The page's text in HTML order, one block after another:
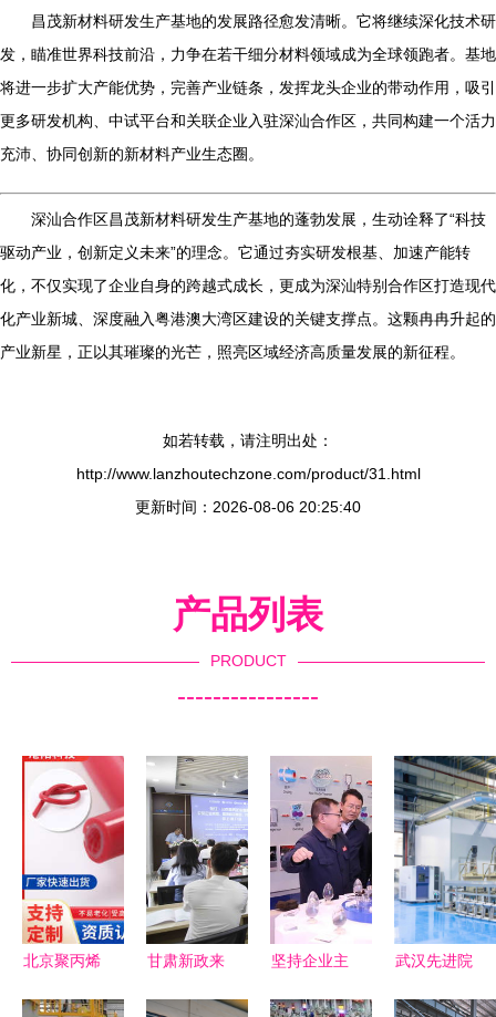
昌茂新材料研发生产基地的发展路径愈发清晰。它将继续深化技术研
发，瞄准世界科技前沿，力争在若干细分材料领域成为全球领跑者。基地
将进一步扩大产能优势，完善产业链条，发挥龙头企业的带动作用，吸引
更多研发机构、中试平台和关联企业入驻深汕合作区，共同构建一个活力
充沛、协同创新的新材料产业生态圈。
深汕合作区昌茂新材料研发生产基地的蓬勃发展，生动诠释了“科技
驱动产业，创新定义未来”的理念。它通过夯实研发根基、加速产能转
化，不仅实现了企业自身的跨越式成长，更成为深汕特别合作区打造现代
化产业新城、深度融入粤港澳大湾区建设的关键支撑点。这颗冉冉升起的
产业新星，正以其璀璨的光芒，照亮区域经济高质量发展的新征程。
如若转载，请注明出处：
http://www.lanzhoutechzone.com/product/31.html
更新时间：2026-08-06 20:25:40
产品列表
PRODUCT
----------------
北京聚丙烯
甘肃新政来
坚持企业主
武汉先进院